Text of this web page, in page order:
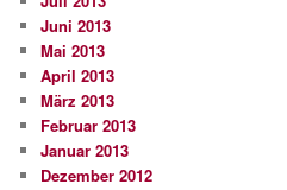
Juni 2013
Mai 2013
April 2013
März 2013
Februar 2013
Januar 2013
Dezember 2012